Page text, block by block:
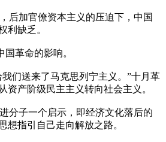
后加官僚资本主义的压迫下，中国
利缺乏。
革命的影响。
们送来了马克思列宁主义。”十月革
资产阶级民主主义转向社会主义。
分子一个启示，即经济文化落后的
想指引自己走向解放之路。